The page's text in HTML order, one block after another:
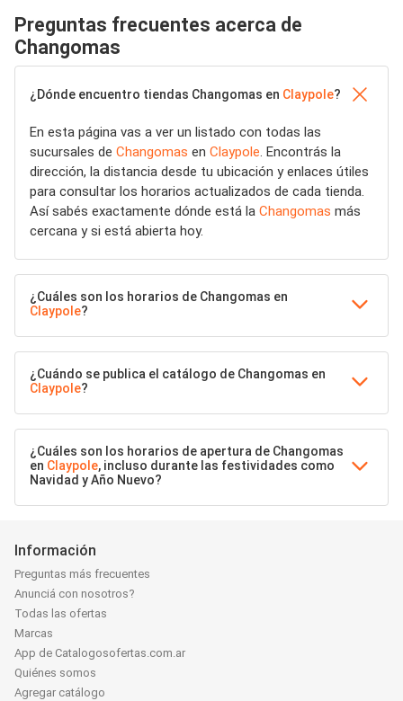
Preguntas frecuentes acerca de
Changomas
¿Dónde encuentro tiendas Changomas en Claypole?
En esta página vas a ver un listado con todas las
sucursales de Changomas en Claypole. Encontrás la
dirección, la distancia desde tu ubicación y enlaces útiles
para consultar los horarios actualizados de cada tienda.
Así sabés exactamente dónde está la Changomas más
cercana y si está abierta hoy.
¿Cuáles son los horarios de Changomas en
Claypole?
¿Cuándo se publica el catálogo de Changomas en
Claypole?
¿Cuáles son los horarios de apertura de Changomas
en Claypole, incluso durante las festividades como
Navidad y Año Nuevo?
Información
Preguntas más frecuentes
Anunciá con nosotros?
Todas las ofertas
Marcas
App de Catalogosofertas.com.ar
Quiénes somos
Agregar catálogo